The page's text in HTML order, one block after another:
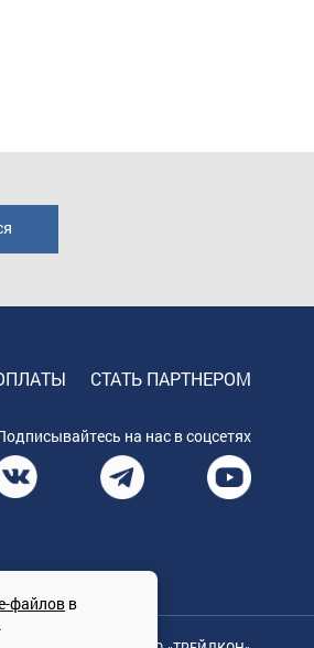
СТАТЬ ПАРТНЕРОМ
на нас в соцсетях
файлов в